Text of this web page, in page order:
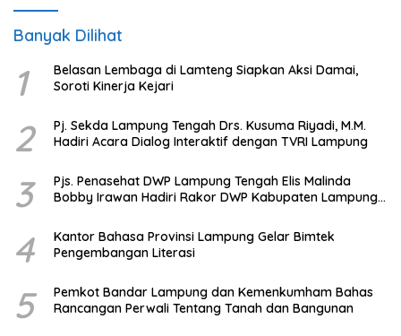
Banyak Dilihat
1
Belasan Lembaga di Lamteng Siapkan Aksi Damai,
Soroti Kinerja Kejari
2
Pj. Sekda Lampung Tengah Drs. Kusuma Riyadi, M.M.
Hadiri Acara Dialog Interaktif dengan TVRI Lampung
3
Pjs. Penasehat DWP Lampung Tengah Elis Malinda
Bobby Irawan Hadiri Rakor DWP Kabupaten Lampung
4
Kantor Bahasa Provinsi Lampung Gelar Bimtek
Pengembangan Literasi
5
Pemkot Bandar Lampung dan Kemenkumham Bahas
Rancangan Perwali Tentang Tanah dan Bangunan